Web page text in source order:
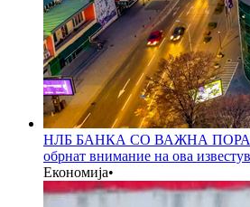
НЛБ БАНКА СО ВАЖНА
обрнат внимание на ова
Економија•